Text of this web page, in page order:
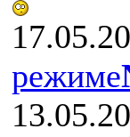
режиме